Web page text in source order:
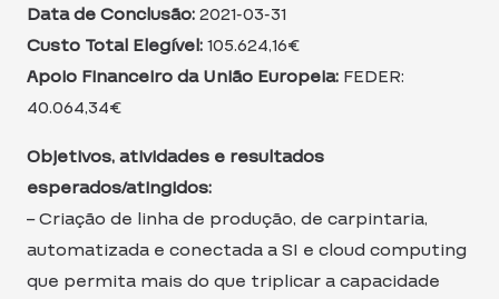
Data de Conclusão:2021-03-31
Custo Total Elegível:105.624,16€
Apoio Financeiro da União Europeia: FEDER:
40.064,34€
Objetivos, atividades e resultados
esperados/atingidos:
– Criação de linha de produção, de carpintaria,
automatizada e conectada a SI e cloud computing
que permita mais do que triplicar a capacidade